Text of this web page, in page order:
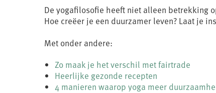
De yogafilosofie heeft niet alleen betrekking
Hoe creëer je een duurzamer leven? Laat je
Met onder andere:
Zo maak je het verschil met fairtrade
Heerlijke gezonde recepten
4 manieren waarop yoga meer